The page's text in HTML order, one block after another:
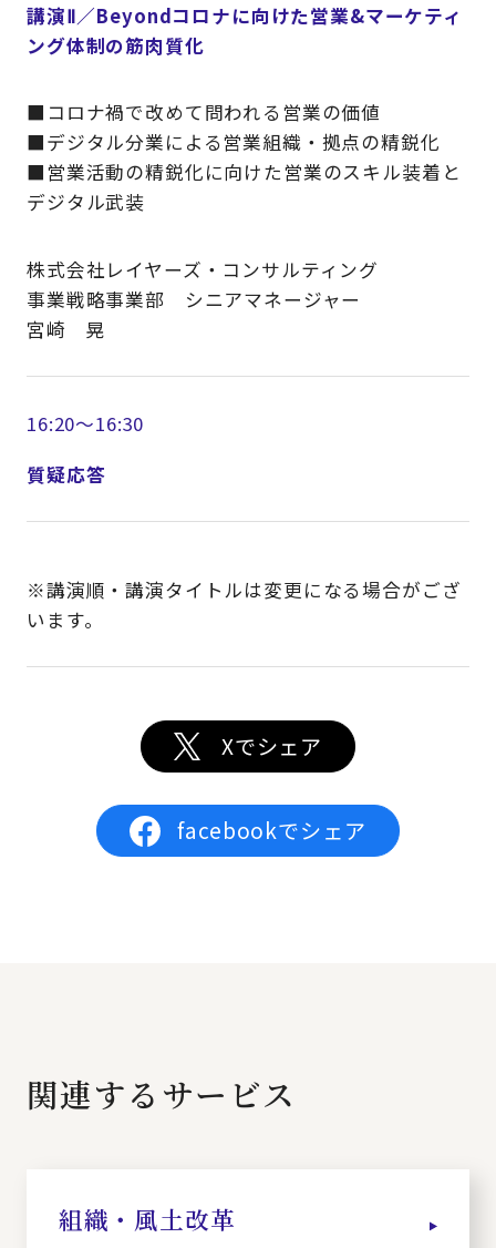
講演Ⅱ／Beyondコロナに向けた営業&マーケティ
ング体制の筋肉質化
■コロナ禍で改めて問われる営業の価値
■デジタル分業による営業組織・拠点の精鋭化
■営業活動の精鋭化に向けた営業のスキル装着と
デジタル武装
株式会社レイヤーズ・コンサルティング
事業戦略事業部 シニアマネージャー
宮崎 晃
16:20～16:30
質疑応答
※講演順・講演タイトルは変更になる場合がござ
います。
Xでシェア
facebookでシェア
関連するサービス
組織・風土改革